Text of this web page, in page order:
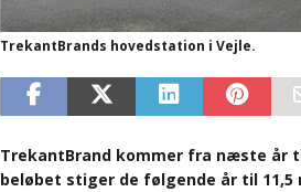
TrekantBrands hovedstation i Vejle.
TrekantBrand kommer fra næste år
beløbet stiger de følgende år til